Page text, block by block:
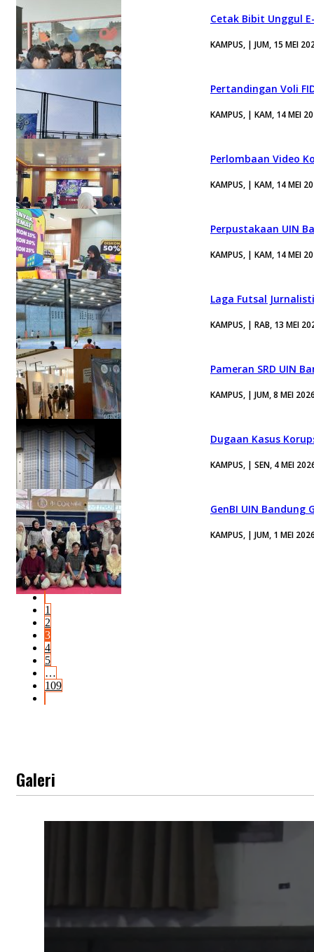
Cetak Bibit Unggul
KAMPUS, | JUM, 15 MEI
Pertandingan Voli
KAMPUS, | KAM, 14 MEI
Perlombaan Video
KAMPUS, | KAM, 14 MEI
Perpustakaan UIN
KAMPUS, | KAM, 14 MEI
Laga Futsal
KAMPUS, | RAB, 13 MEI
Pameran SRD UIN
KAMPUS, | JUM, 8 MEI
Dugaan Kasus
KAMPUS, | SEN, 4 MEI
GenBI UIN Bandung
KAMPUS, | JUM, 1 MEI
1
2
3
4
5
…
109
Galeri